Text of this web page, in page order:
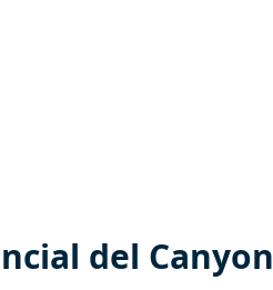
del Canyon